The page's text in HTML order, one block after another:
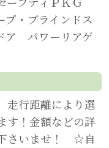
プ・ブラインドス
ア パワーリアゲ
走行距離により選
す！金額などの詳
さいませ！ ☆自